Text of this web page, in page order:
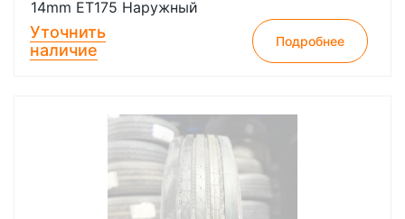
14mm ET175 Наружный
Уточнить
наличие
Подробнее